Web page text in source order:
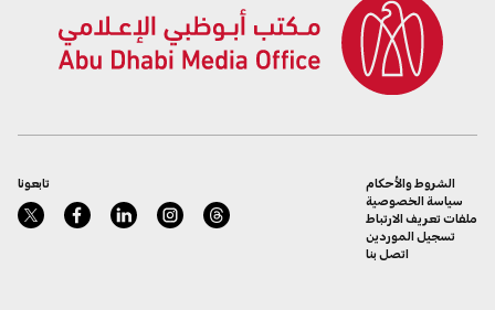
تابعونا
الشروط والأحكام
سياسة الخصوصية
ملفات تعريف الارتباط
تسجيل الموردين
اتصل بنا